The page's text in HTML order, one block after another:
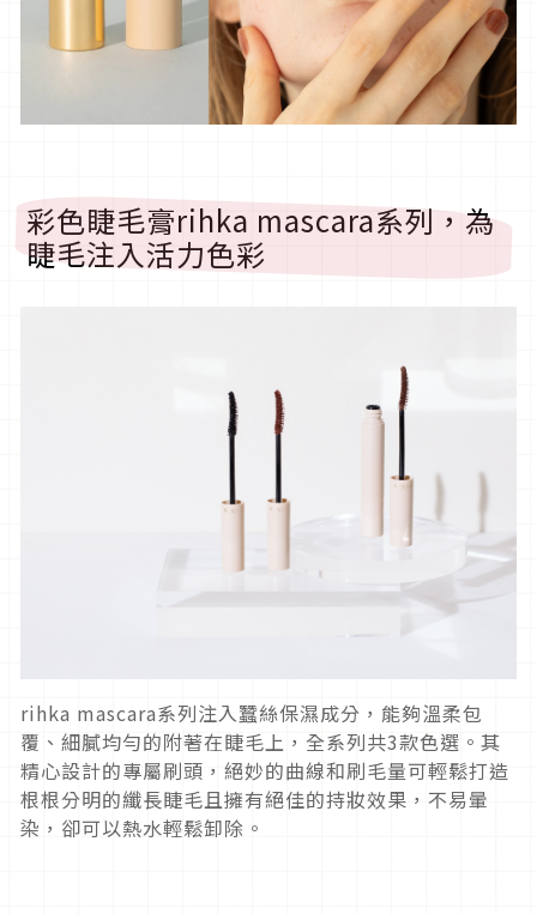
彩色睫毛膏rihka mascara系列，為
睫毛注入活力色彩
rihka mascara系列注入蠶絲保濕成分，能夠溫柔包
覆、細膩均勻的附著在睫毛上，全系列共3款色選。其
精心設計的專屬刷頭，絕妙的曲線和刷毛量可輕鬆打造
根根分明的纖長睫毛且擁有絕佳的持妝效果，不易暈
染，卻可以熱水輕鬆卸除。